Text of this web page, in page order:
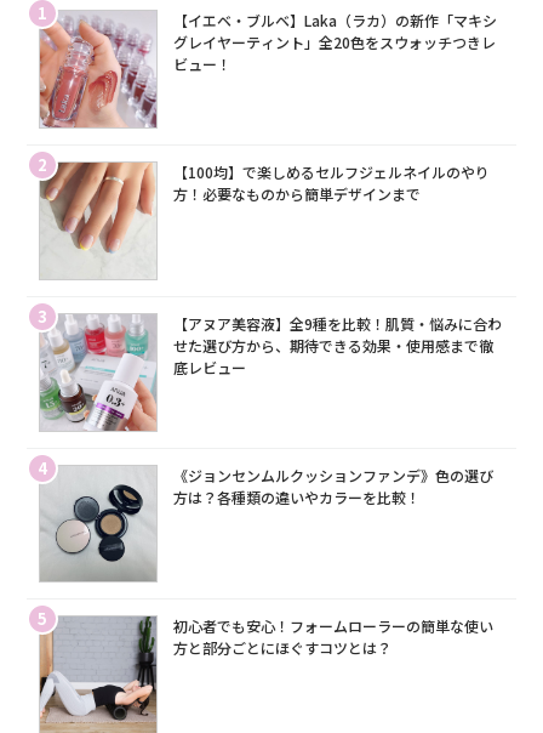
1
【イエベ・ブルベ】Laka（ラカ）の新作「マキシ
グレイヤーティント」全20色をスウォッチつきレ
ビュー！
2
【100均】で楽しめるセルフジェルネイルのやり
方！必要なものから簡単デザインまで
3
【アヌア美容液】全9種を比較！肌質・悩みに合わ
せた選び方から、期待できる効果・使用感まで徹
底レビュー
4
《ジョンセンムルクッションファンデ》色の選び
方は？各種類の違いやカラーを比較！
5
初心者でも安心！フォームローラーの簡単な使い
方と部分ごとにほぐすコツとは？